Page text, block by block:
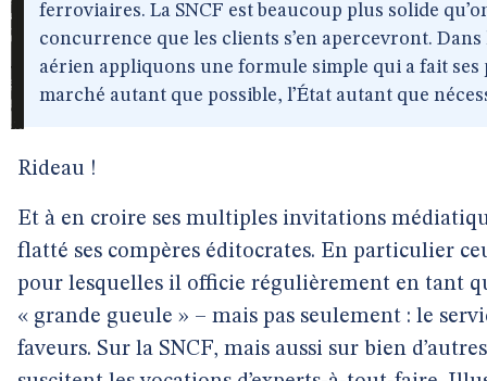
ferroviaires. La SNCF est beaucoup plus solide
concurrence que les clients s’en apercevront.
aérien appliquons une formule simple qui a fait
marché autant que possible, l’État autant que
Rideau !
Et à en croire ses multiples invitations
flatté ses compères éditocrates. En particulier
pour lesquelles il officie régulièrement en tant
« grande gueule » – mais pas seulement : le
faveurs. Sur la SNCF, mais aussi sur bien